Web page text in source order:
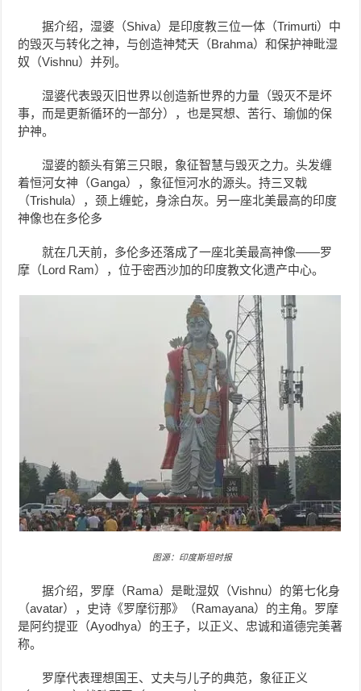
据介绍，湿婆（Shiva）是印度教三位一体（Trimurti）中
的毁灭与转化之神，与创造神梵天（Brahma）和保护神毗湿
奴（Vishnu）并列。
湿婆代表毁灭旧世界以创造新世界的力量（毁灭不是坏
事，而是更新循环的一部分），也是冥想、苦行、瑜伽的保
护神。
湿婆的额头有第三只眼，象征智慧与毁灭之力。头发缠
着恒河女神（Ganga），象征恒河水的源头。持三叉戟
（Trishula），颈上缠蛇，身涂白灰。另一座北美最高的印度
神像也在多伦多
就在几天前，多伦多还落成了一座北美最高神像——罗
摩（Lord Ram），位于密西沙加的印度教文化遗产中心。
图源：印度斯坦时报
据介绍，罗摩（Rama）是毗湿奴（Vishnu）的第七化身
（avatar），史诗《罗摩衍那》（Ramayana）的主角。罗摩
是阿约提亚（Ayodhya）的王子，以正义、忠诚和道德完美著
称。
罗摩代表理想国王、丈夫与儿子的典范，象征正义